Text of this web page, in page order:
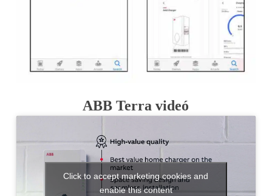
ABB Terra videó
Click to accept marketing cookies and
enable this content